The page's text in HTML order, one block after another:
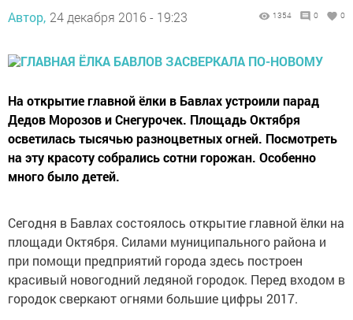
Автор, 24 декабря 2016 - 19:23 1354 0 0
На открытие главной ёлки в Бавлах устроили парад
Дедов Морозов и Снегурочек. Площадь Октября
осветилась тысячью разноцветных огней. Посмотреть
на эту красоту собрались сотни горожан. Особенно
много было детей.
Сегодня в Бавлах состоялось открытие главной ёлки на
площади Октября. Силами муниципального района и
при помощи предприятий города здесь построен
красивый новогодний ледяной городок. Перед входом в
городок сверкают огнями большие цифры 2017.